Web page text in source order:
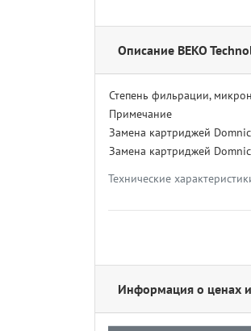
Описание BEKO
Технические
Степень фильрации, микрон
Примечание
Замена картриджей
Замена картриджей
Информация о ценах